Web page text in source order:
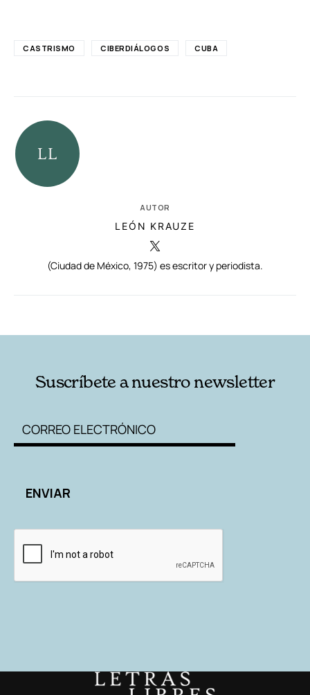
CASTRISMO CIBERDIÁLOGOS CUBA
AUTOR
LEÓN KRAUZE
(Ciudad de México, 1975) es escritor y periodista.
Suscríbete a nuestro newsletter